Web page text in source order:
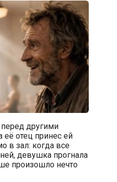
другими
отец принес ей
в зал: когда все
девушка прогнала
произошло нечто